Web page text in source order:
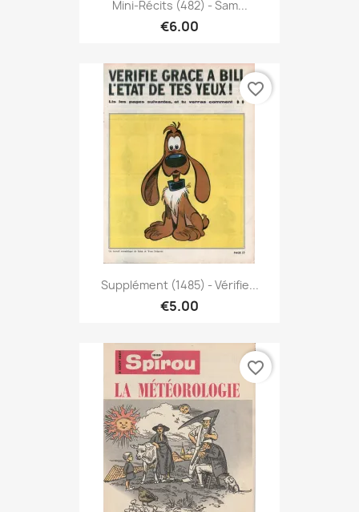
Mini-Récits (482) - Sam...
€6.00
Supplément (1485) - Vérifie...
€5.00
favorite_border
favorite_border